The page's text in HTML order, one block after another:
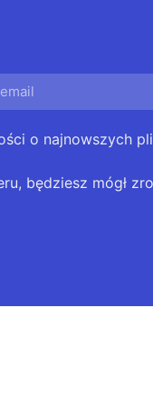
o najnowszych
będziesz mógł